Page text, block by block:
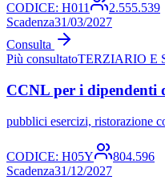
CODICE: H011
2.555.539
Scadenza31/03/2027
Consulta
Più consultatoTERZIARIO E
CCNL per i dipendenti
pubblici esercizi, ristorazione
CODICE: H05Y
804.596
Scadenza31/12/2027